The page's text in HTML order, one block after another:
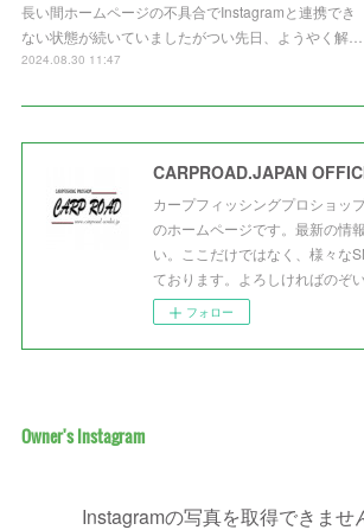
長い間ホームページの不具合でInstagramと連携でき
ない状態が続いていましたがつい先日、ようやく解…
2024.08.30 11:47
CARPROAD.JAPAN
カープフィッシングプロショッ
のホームページです。最新の情
い。ここだけではなく、様々な
ております。よろしければのぞ
フォロー
Owner's Instagram
Instagramの写真を取得できませ